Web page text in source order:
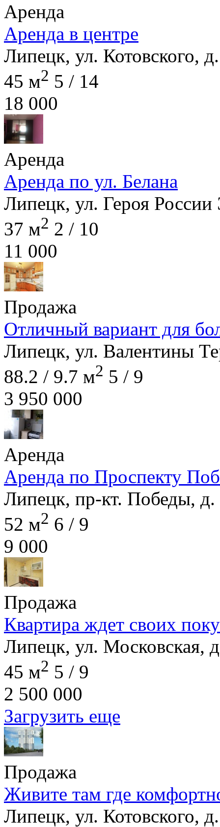
Аренда
Аренда в центре
Липецк, ул. Котовского,
45 м2 5 / 14
18 000
Аренда
Аренда по ул. Белана
Липецк, ул. Героя России
37 м2 2 / 10
11 000
Продажа
Отличный вариант для
Липецк, ул. Валентины
88.2 / 9.7 м2 5 / 9
3 950 000
Аренда
Аренда по Проспекту
Липецк, пр-кт. Победы, д.
52 м2 6 / 9
9 000
Продажа
Квартира ждет своих
Липецк, ул. Московская,
45 м2 5 / 9
2 500 000
Загрузить еще
Продажа
Живите там где
Липецк, ул. Котовского,